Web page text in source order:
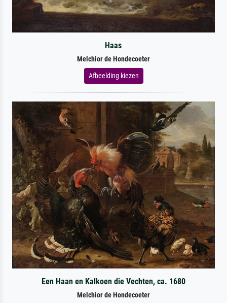
Haas
Melchior de Hondecoeter
Afbeelding kiezen
Een Haan en Kalkoen die Vechten, ca. 1680
Melchior de Hondecoeter